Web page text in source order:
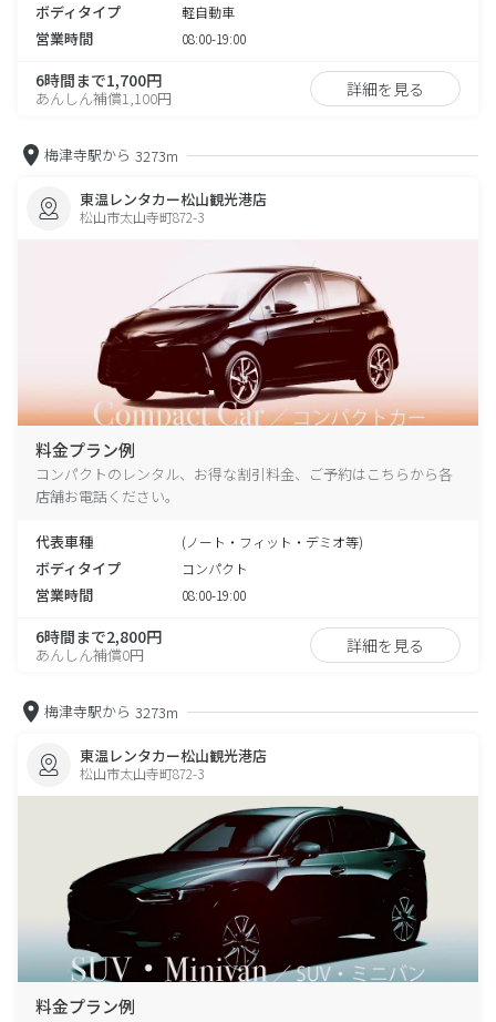
ボディタイプ 軽自動車
営業時間 08:00-19:00
6時間まで1,700円
あんしん補償1,100円 詳細を見る
梅津寺駅から 3273m
東温レンタカー松山観光港店
松山市太山寺町872-3
料金プラン例
コンパクトのレンタル、お得な割引料金、ご予約はこちらから各
店舗お電話ください。
代表車種 (ノート・フィット・デミオ等)
ボディタイプ コンパクト
営業時間 08:00-19:00
6時間まで2,800円
あんしん補償0円 詳細を見る
梅津寺駅から 3273m
東温レンタカー松山観光港店
松山市太山寺町872-3
料金プラン例